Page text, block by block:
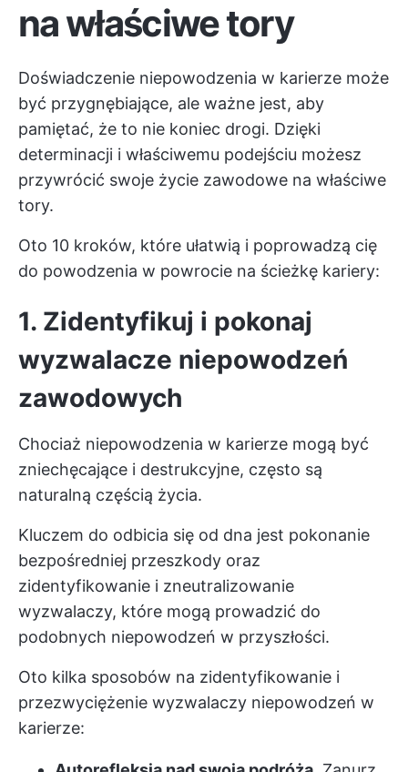
na właściwe tory
Doświadczenie niepowodzenia w karierze może
być przygnębiające, ale ważne jest, aby
pamiętać, że to nie koniec drogi. Dzięki
determinacji i właściwemu podejściu możesz
przywrócić swoje życie zawodowe na właściwe
tory.
Oto 10 kroków, które ułatwią i poprowadzą cię
do powodzenia w powrocie na ścieżkę kariery:
1. Zidentyfikuj i pokonaj
wyzwalacze niepowodzeń
zawodowych
Chociaż niepowodzenia w karierze mogą być
zniechęcające i destrukcyjne, często są
naturalną częścią życia.
Kluczem do odbicia się od dna jest pokonanie
bezpośredniej przeszkody oraz
zidentyfikowanie i zneutralizowanie
wyzwalaczy, które mogą prowadzić do
podobnych niepowodzeń w przyszłości.
Oto kilka sposobów na zidentyfikowanie i
przezwyciężenie wyzwalaczy niepowodzeń w
karierze: